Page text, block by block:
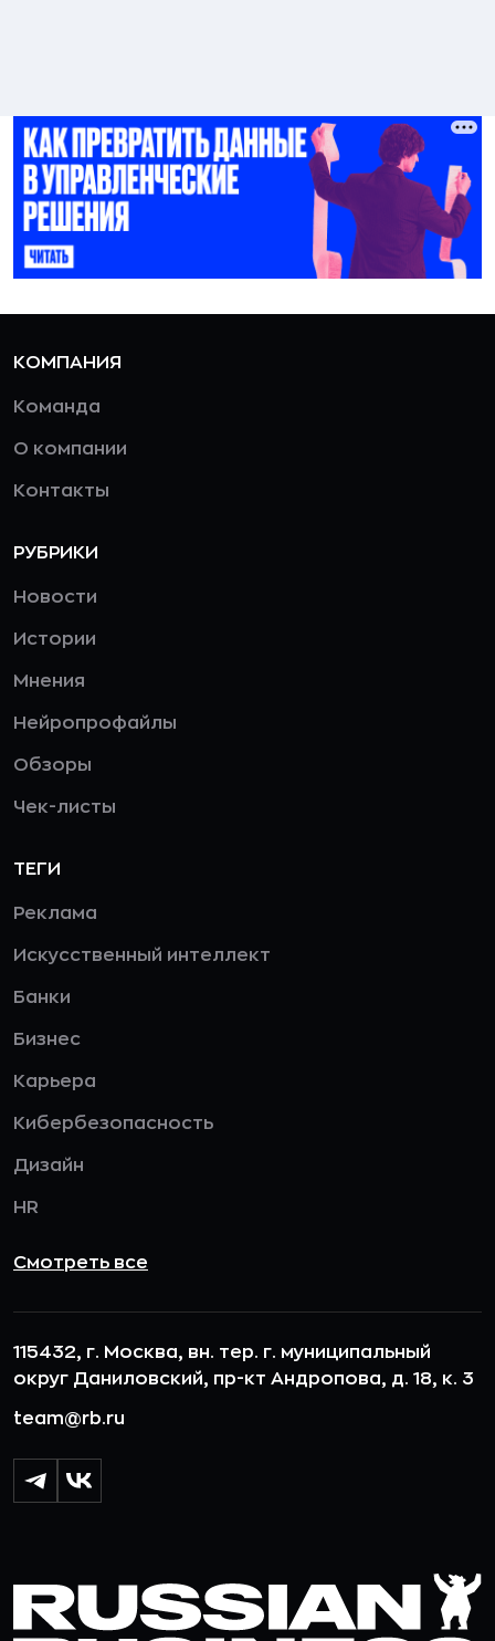
КОМПАНИЯ
Команда
О компании
Контакты
РУБРИКИ
Новости
Истории
Мнения
Нейропрофайлы
Обзоры
Чек-листы
ТЕГИ
Реклама
Искусственный интеллект
Банки
Бизнес
Карьера
Кибербезопасность
Дизайн
HR
Смотреть все
115432, г. Москва, вн. тер. г. муниципальный
округ Даниловский, пр-кт Андропова, д. 18, к. 3
team@rb.ru